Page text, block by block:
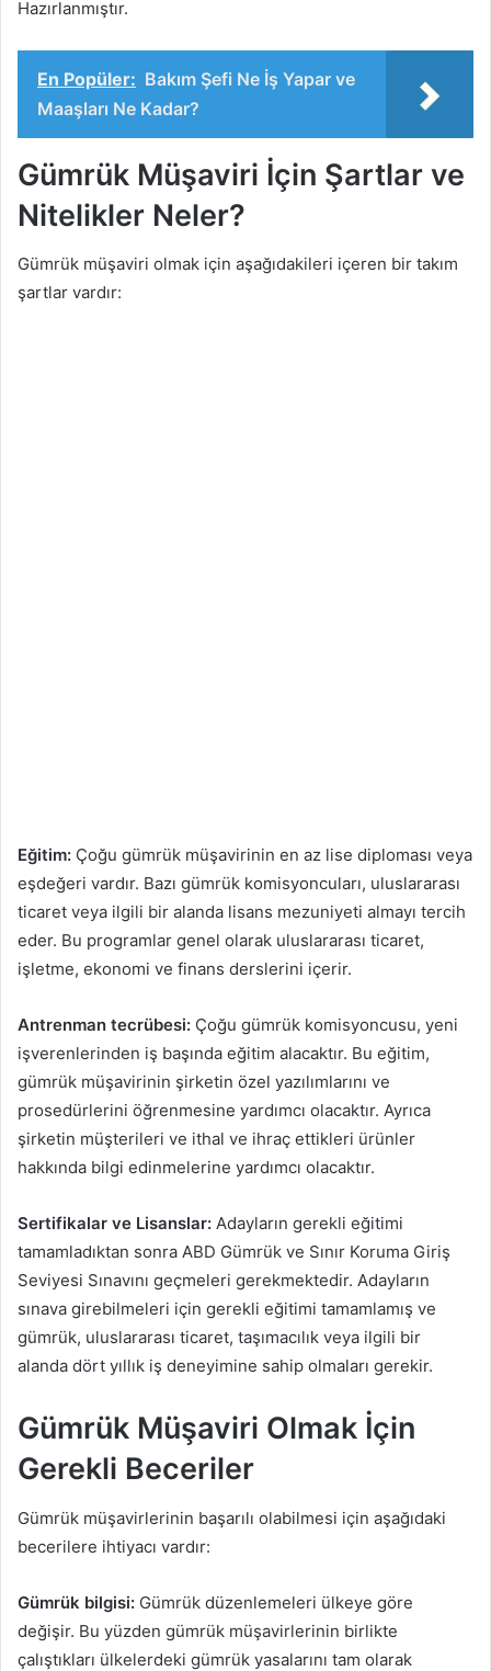
Hazırlanmıştır.
En Popüler: Bakım Şefi Ne İş Yapar ve
Maaşları Ne Kadar?
Gümrük Müşaviri İçin Şartlar ve
Nitelikler Neler?
Gümrük müşaviri olmak için aşağıdakileri içeren bir takım
şartlar vardır:
Eğitim: Çoğu gümrük müşavirinin en az lise diploması veya
eşdeğeri vardır. Bazı gümrük komisyoncuları, uluslararası
ticaret veya ilgili bir alanda lisans mezuniyeti almayı tercih
eder. Bu programlar genel olarak uluslararası ticaret,
işletme, ekonomi ve finans derslerini içerir.
Antrenman tecrübesi: Çoğu gümrük komisyoncusu, yeni
işverenlerinden iş başında eğitim alacaktır. Bu eğitim,
gümrük müşavirinin şirketin özel yazılımlarını ve
prosedürlerini öğrenmesine yardımcı olacaktır. Ayrıca
şirketin müşterileri ve ithal ve ihraç ettikleri ürünler
hakkında bilgi edinmelerine yardımcı olacaktır.
Sertifikalar ve Lisanslar: Adayların gerekli eğitimi
tamamladıktan sonra ABD Gümrük ve Sınır Koruma Giriş
Seviyesi Sınavını geçmeleri gerekmektedir. Adayların
sınava girebilmeleri için gerekli eğitimi tamamlamış ve
gümrük, uluslararası ticaret, taşımacılık veya ilgili bir
alanda dört yıllık iş deneyimine sahip olmaları gerekir.
Gümrük Müşaviri Olmak İçin
Gerekli Beceriler
Gümrük müşavirlerinin başarılı olabilmesi için aşağıdaki
becerilere ihtiyacı vardır:
Gümrük bilgisi: Gümrük düzenlemeleri ülkeye göre
değişir. Bu yüzden gümrük müşavirlerinin birlikte
çalıştıkları ülkelerdeki gümrük yasalarını tam olarak